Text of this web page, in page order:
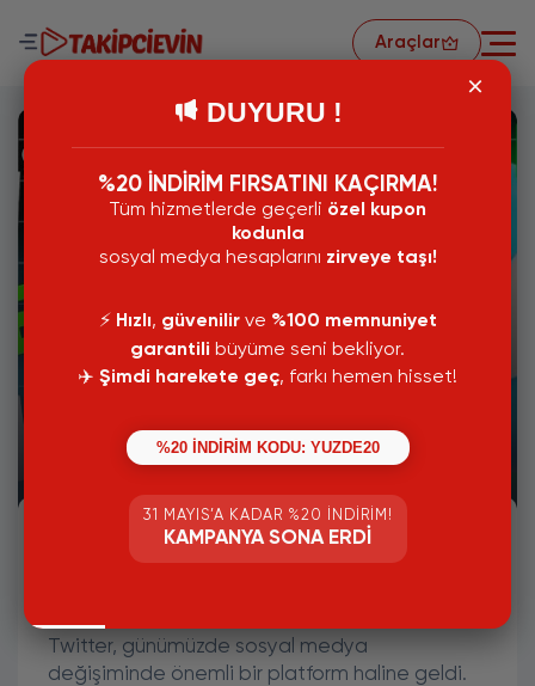
Araçlar
Twitter Beğeni Hilesi Şifresiz
Twitter Hesabınızda Beğeni
Twitter, günümüzde sosyal medya
değişiminde önemli bir platform haline geldi.
DUYURU !
%20 İNDİRİM FIRSATINI KAÇIRMA!
Tüm hizmetlerde geçerli özel kupon
kodunla
sosyal medya hesaplarını zirveye taşı!
⚡️ Hızlı, güvenilirve %100 memnuniyet
garantili büyüme seni bekliyor.
✈️ Şimdi harekete geç, farkı hemen hisset!
%20 İNDİRİM KODU: YUZDE20
31 MAYIS’A KADAR %20 İNDIRIM!
KAMPANYA SONA ERDI